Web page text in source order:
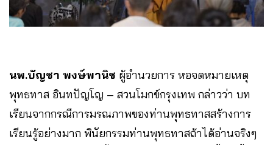
นพ.บัญชา พงษ์พานิช ผู้อำนวยการ หอจดหมายเหตุ
พุทธทาส อินทปัญโญ – สวนโมกข์กรุงเทพ กล่าวว่า บท
เรียนจากกรณีการมรณภาพของท่านพุทธทาสสร้างการ
เรียนรู้อย่างมาก พินัยกรรมท่านพุทธทาสถ้าได้อ่านจริงๆ